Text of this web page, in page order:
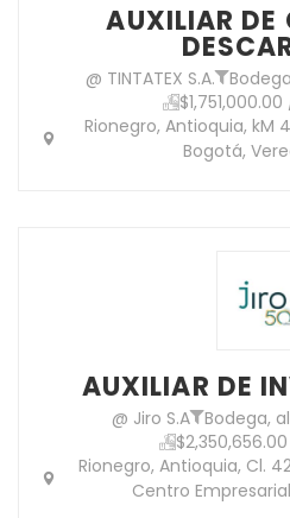
AUXILIAR DE
@ TINTATEX S.A.
Rionegro, Antioquia, kM
Bogotá,
AUXILIAR DE
@ Jiro S.A Bodega,
Rionegro, Antioquia, Cl.
Centro